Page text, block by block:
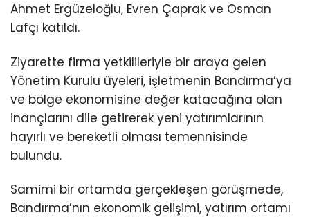
Ahmet Ergüzeloğlu, Evren Çaprak ve Osman
Lafçı katıldı.
Ziyarette firma yetkilileriyle bir araya gelen
Yönetim Kurulu üyeleri, işletmenin Bandırma’ya
ve bölge ekonomisine değer katacağına olan
inançlarını dile getirerek yeni yatırımlarının
hayırlı ve bereketli olması temennisinde
bulundu.
Samimi bir ortamda gerçekleşen görüşmede,
Bandırma’nın ekonomik gelişimi, yatırım ortamı